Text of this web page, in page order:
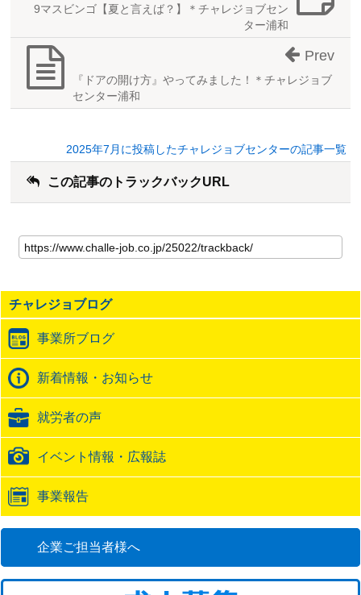
9マスビンゴ【夏と言えば？】＊チャレジョブセン
ター浦和
『ドアの開け方』やってみました！＊チャレジョブ
センター浦和
Prev
2025年7月に投稿したチャレジョブセンターの記事一覧
この記事のトラックバックURL
の
記
の
ト
ッ
ク
バ
ッ
URL
チャレジョブログ
事業所ブログ
新着情報・お知らせ
就労者の声
イベント情報・広報誌
事業報告
企業ご担当者様へ